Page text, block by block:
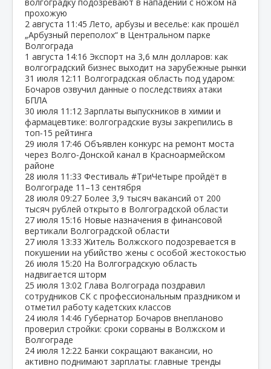
прохожую
2 августа 11:45 Лето, арбузы и веселье: как прошёл
„Арбузный переполох“ в Центральном парке
Волгограда
1 августа 14:16 Экспорт на 3,6 млн долларов: как
волгоградский бизнес выходит на зарубежные рынки
31 июля 12:11 Волгоградская область под ударом:
Бочаров озвучил данные о последствиях атаки
БПЛА
30 июля 11:12 Зарплаты выпускников в химии и
фармацевтике: волгоградские вузы закрепились в
топ‑15 рейтинга
29 июля 17:46 Объявлен конкурс на ремонт моста
через Волго‑Донской канал в Красноармейском
районе
28 июля 11:33 Фестиваль #ТриЧетыре пройдёт в
Волгограде 11–13 сентября
28 июля 09:27 Более 3,9 тысяч вакансий от 200
тысяч рублей открыто в Волгоградской области
27 июля 15:16 Новые назначения в финансовой
вертикали Волгоградской области
27 июля 13:33 Житель Волжского подозревается в
покушении на убийство жены с особой жестокостью
26 июля 15:20 На Волгоградскую область
надвигается шторм
25 июля 13:02 Глава Волгограда поздравил
сотрудников СК с профессиональным праздником и
отметил работу кадетских классов
24 июля 14:46 Губернатор Бочаров внепланово
проверил стройки: сроки сорваны в Волжском и
Волгограде
24 июля 12:22 Банки сокращают вакансии, но
активно поднимают зарплаты: главные тренды